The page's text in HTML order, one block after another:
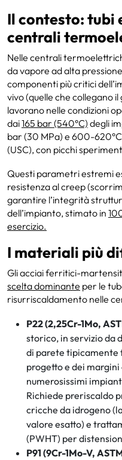
Il contesto: tubi
centrali
Nelle centrali
da vapore ad alta
componenti più critici
vivo (quelle che collegano
lavorano nelle condizioni
dai165 bar (540°C) degli
bar (30 MPa) e 600-
(USC), con picchi
Questi parametri estremi
resistenza al creep
garantire l’integrità
dell’impianto, stimato in
esercizio.
I materiali più
Gli acciai ferritici-
scelta dominante per le
risurriscaldamento nelle
P22 (2,25Cr-1Mo,
storico, in servizio da
di parete tipicamente
progetto e dei
numerosissimi
Richiede preriscaldo
cricche da idrogeno
valore esatto) e
(PWHT) per
P91 (9Cr-1Mo-V,